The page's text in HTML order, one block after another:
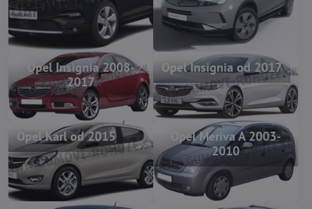
Opel Insignia 2008-
2017
Opel Insignia od 2017
Opel Karl od 2015
Opel Meriva A 2003-
2010